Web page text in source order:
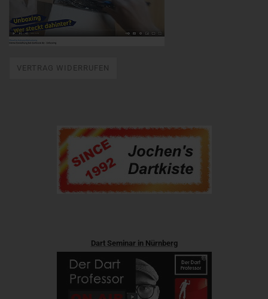
VERTRAG WIDERRUFEN
Dart Seminar in Nürnberg